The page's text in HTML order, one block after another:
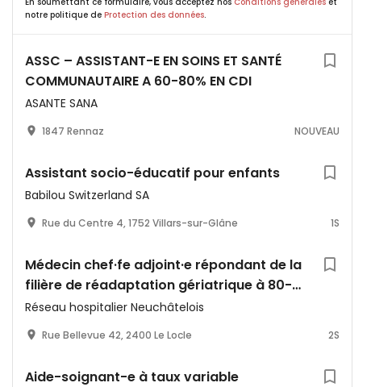
notre politique de Protection des données.
ASSC – ASSISTANT-E EN SOINS ET SANTÉ
COMMUNAUTAIRE A 60-80% EN CDI
ASANTE SANA
1847 Rennaz NOUVEAU
Assistant socio-éducatif pour enfants
Babilou Switzerland SA
Rue du Centre 4, 1752 Villars-sur-Glâne 1S
Médecin chef·fe adjoint·e répondant de la
filière de réadaptation gériatrique à 80-
100% (possibilité de job sharing)
Réseau hospitalier Neuchâtelois
Rue Bellevue 42, 2400 Le Locle 2S
Aide-soignant-e à taux variable